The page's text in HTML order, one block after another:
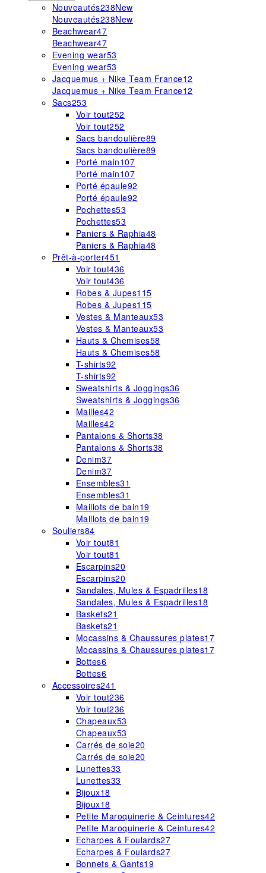
Nouveautés238New
Nouveautés238New
Beachwear47
Beachwear47
Evening wear53
Evening wear53
Jacquemus + Nike Team France12
Jacquemus + Nike Team France12
Sacs253
Voir tout252
Voir tout252
Sacs bandoulière89
Sacs bandoulière89
Porté main107
Porté main107
Porté épaule92
Porté épaule92
Pochettes53
Pochettes53
Paniers & Raphia48
Paniers & Raphia48
Prêt-à-porter451
Voir tout436
Voir tout436
Robes & Jupes115
Robes & Jupes115
Vestes & Manteaux53
Vestes & Manteaux53
Hauts & Chemises58
Hauts & Chemises58
T-shirts92
T-shirts92
Sweatshirts & Joggings36
Sweatshirts & Joggings36
Mailles42
Mailles42
Pantalons & Shorts38
Pantalons & Shorts38
Denim37
Denim37
Ensembles31
Ensembles31
Maillots de bain19
Maillots de bain19
Souliers84
Voir tout81
Voir tout81
Escarpins20
Escarpins20
Sandales, Mules & Espadrilles18
Sandales, Mules & Espadrilles18
Baskets21
Baskets21
Mocassins & Chaussures plates17
Mocassins & Chaussures plates17
Bottes6
Bottes6
Accessoires241
Voir tout236
Voir tout236
Chapeaux53
Chapeaux53
Carrés de soie20
Carrés de soie20
Lunettes33
Lunettes33
Bijoux18
Bijoux18
Petite Maroquinerie & Ceintures42
Petite Maroquinerie & Ceintures42
Echarpes & Foulards27
Echarpes & Foulards27
Bonnets & Gants19